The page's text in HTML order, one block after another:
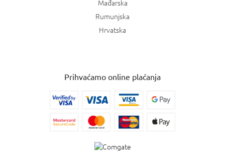
Mađarska
Rumunjska
Hrvatska
Prihvaćamo online plaćanja